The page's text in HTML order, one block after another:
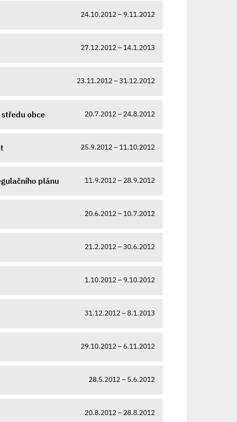
24.10.2012 – 9.11.2012
27.12.2012 – 14.1.2013
23.11.2012 – 31.12.2012
obce 20.7.2012 – 24.8.2012
25.9.2012 – 11.10.2012
plánu 11.9.2012 – 28.9.2012
20.6.2012 – 10.7.2012
21.2.2012 – 30.6.2012
1.10.2012 – 9.10.2012
31.12.2012 – 8.1.2013
29.10.2012 – 6.11.2012
28.5.2012 – 5.6.2012
20.8.2012 – 28.8.2012